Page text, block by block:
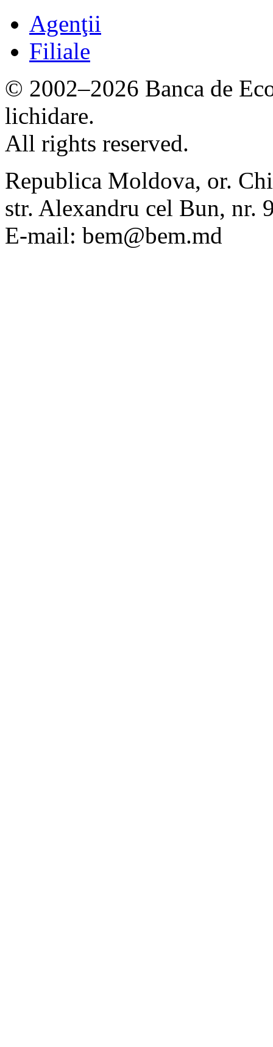
Agenţii
Filiale
© 2002–2026 Banca de
lichidare.
All rights reserved.
Republica Moldova, or.
str. Alexandru cel Bun, nr.
E-mail: bem@bem.md